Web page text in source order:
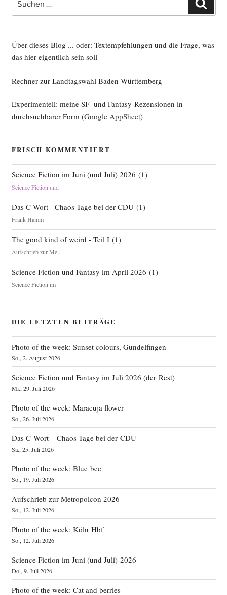
nach:
Über dieses Blog ... oder: Textempfehlungen und die Frage, was
das hier eigentlich sein soll
Rechner zur Landtagswahl Baden-Württemberg
Experimentell: meine SF- und Fantasy-Rezensionen in
durchsuchbarer Form(Google AppSheet)
FRISCH KOMMENTIERT
Science Fiction im Juni (und Juli) 2026 (1)
Science Fiction und
Das C-Wort - Chaos-Tage bei der CDU(1)
Frank Hamm
The good kind of weird - Teil I(1)
Aufschrieb zur Me...
Science Fiction und Fantasy im April 2026 (1)
Science Fiction im
DIE LETZTEN BEITRÄGE
Photo of the week: Sunset colours, Gundelfingen
So., 2. August 2026
Science Fiction und Fantasy im Juli 2026 (der Rest)
Mi., 29. Juli 2026
Photo of the week: Maracuja flower
So., 26. Juli 2026
Das C‑Wort – Chaos-Tage bei der CDU
Sa., 25. Juli 2026
Photo of the week: Blue bee
So., 19. Juli 2026
Aufschrieb zur Metropolcon 2026
So., 12. Juli 2026
Photo of the week: Köln Hbf
So., 12. Juli 2026
Science Fiction im Juni (und Juli) 2026
Do., 9. Juli 2026
Photo of the week: Cat and berries